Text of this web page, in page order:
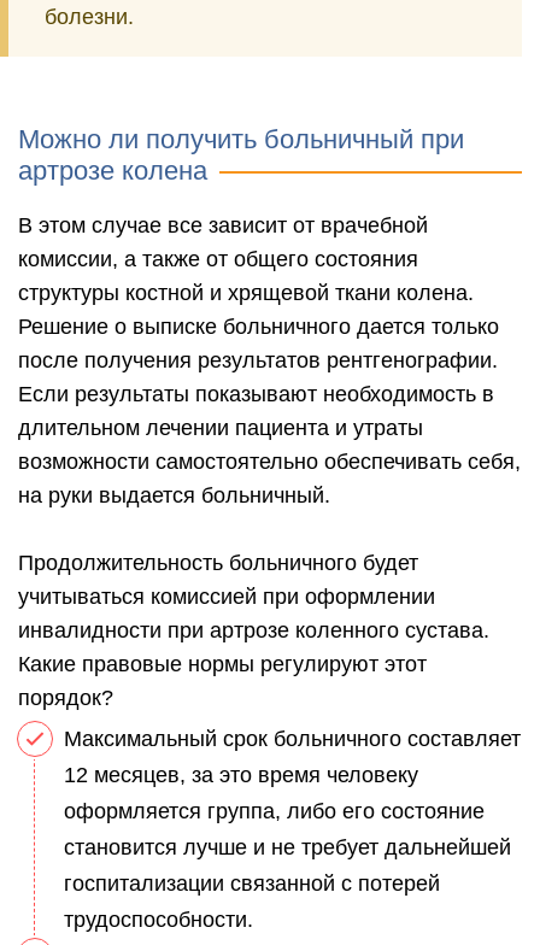
болезни.
Можно ли получить больничный при
артрозе колена
В этом случае все зависит от врачебной
комиссии, а также от общего состояния
структуры костной и хрящевой ткани колена.
Решение о выписке больничного дается только
после получения результатов рентгенографии.
Если результаты показывают необходимость в
длительном лечении пациента и утраты
возможности самостоятельно обеспечивать себя,
на руки выдается больничный.
Продолжительность больничного будет
учитываться комиссией при оформлении
инвалидности при артрозе коленного сустава.
Какие правовые нормы регулируют этот
порядок?
Максимальный срок больничного составляет
12 месяцев, за это время человеку
оформляется группа, либо его состояние
становится лучше и не требует дальнейшей
госпитализации связанной с потерей
трудоспособности.